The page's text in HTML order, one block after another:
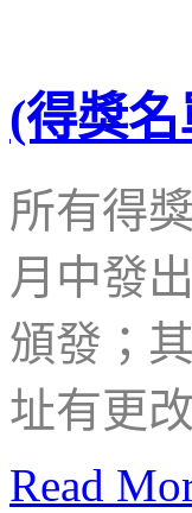
(得獎
所有得
月中發
頒發；
址有更
Read